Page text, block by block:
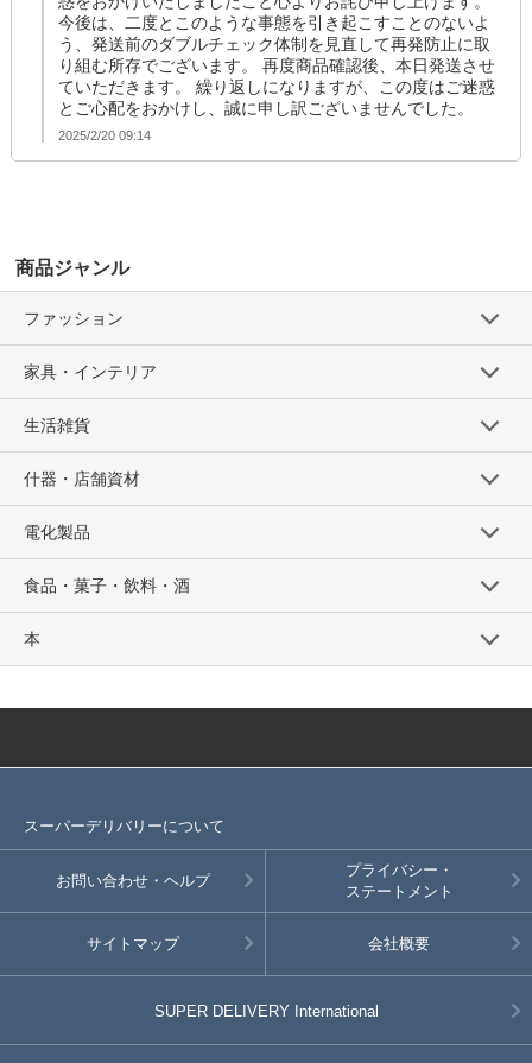
今後は、二度とこのような事態を引き起こすことのないよ
う、発送前のダブルチェック体制を見直して再発防止に取
り組む所存でございます。 再度商品確認後、本日発送させ
ていただきます。 繰り返しになりますが、この度はご迷惑
とご心配をおかけし、誠に申し訳ございませんでした。
2025/2/20 09:14
商品ジャンル
ファッション
家具・インテリア
生活雑貨
什器・店舗資材
電化製品
食品・菓子・飲料・酒
本
スーパーデリバリーについて
お問い合わせ・ヘルプ
プライバシー・
ステートメント
サイトマップ 会社概要
SUPER DELIVERY International